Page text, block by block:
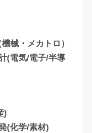
械・メカトロ）
(電気/電子/半導
)
(化学/素材)